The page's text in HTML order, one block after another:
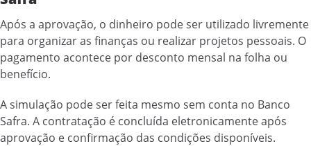
Após a aprovação, o dinheiro pode ser utilizado livremente
para organizar as finanças ou realizar projetos pessoais. O
pagamento acontece por desconto mensal na folha ou
benefício.
A simulação pode ser feita mesmo sem conta no Banco
Safra. A contratação é concluída eletronicamente após
aprovação e confirmação das condições disponíveis.